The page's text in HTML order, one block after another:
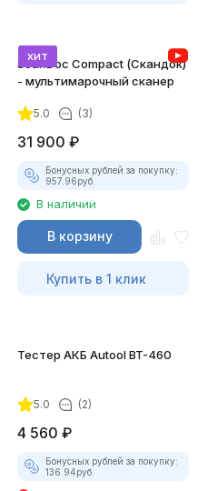
хит
ScanDoc Compact (Скандок)
- мультимарочный сканер
5.0 (3)
31 900 ₽
Бонусных рублей за покупку:
957.96руб.
В наличии
В корзину
Купить в 1 клик
Тестер АКБ Autool BT-460
5.0 (2)
4 560 ₽
Бонусных рублей за покупку:
136.94руб.